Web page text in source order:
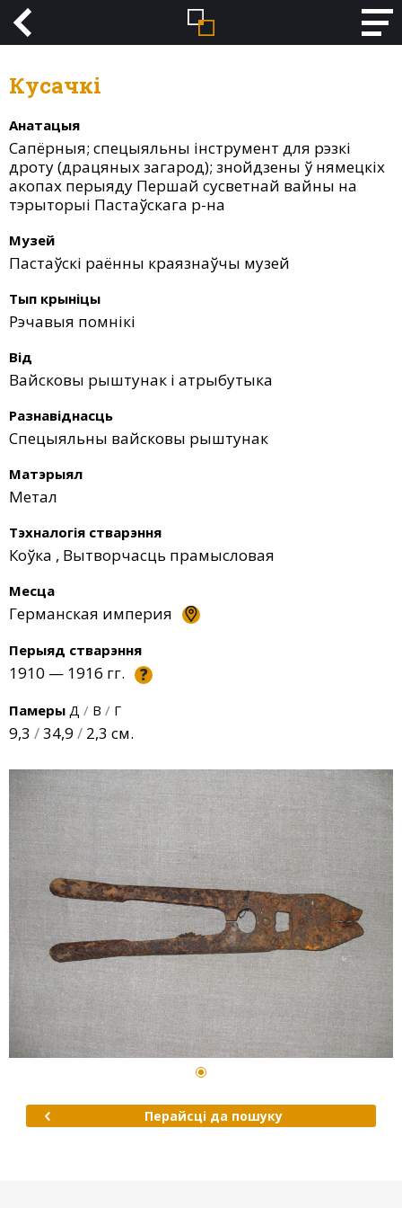
Кусачкі
Анатацыя
Сапёрныя; спецыяльны інструмент для рэзкі
дроту (драцяных загарод); знойдзены ў нямецкіх
акопах перыяду Першай сусветнай вайны на
тэрыторыі Пастаўскага р-на
Музей
Пастаўскі раённы краязнаўчы музей
Тып крыніцы
Рэчавыя помнікі
Від
Вайсковы рыштунак і атрыбутыка
Разнавіднасць
Спецыяльны вайсковы рыштунак
Матэрыял
Метал
Тэхналогія стварэння
Коўка , Вытворчасць прамысловая
Месца
Германская империя
Перыяд стварэння
1910 — 1916 гг. ?
Памеры Д / В / Г
9,3 /34,9 / 2,3 см.
Перайсці да пошуку